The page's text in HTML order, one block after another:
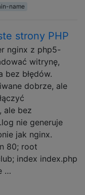
name
strony PHP
nginx z php5-
witrynę,
bez błędów.
dobrze, ale
ale bez
nie generuje
jak nginx.
80; root
index index.php
…